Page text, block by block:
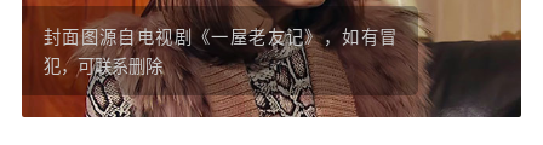
封面图源自电视剧《一屋老友记》，如有冒
犯，可联系删除